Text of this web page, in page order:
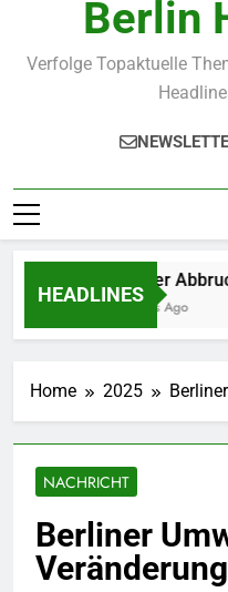
Berlin
Verfolge Topaktuelle
HEADLINES
Wie der
3 Weeks Ago
Home 2025
NACHRICHT
Berliner